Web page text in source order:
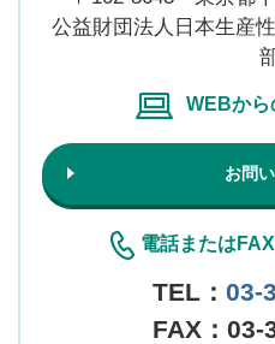
公益財団法人日本生産
WEBから
お問
電話または
TEL： 03-
FAX：03-